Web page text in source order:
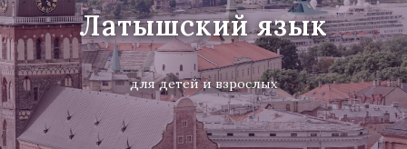
Латышский язык
для детей и взрослых